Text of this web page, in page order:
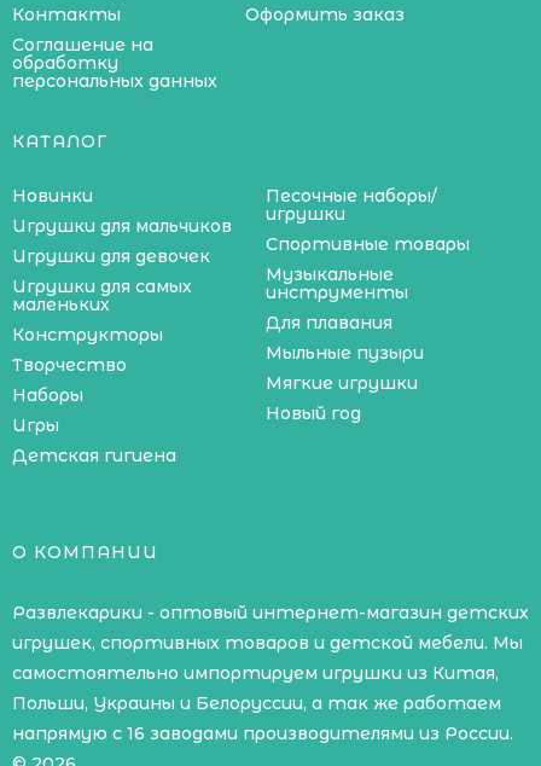
Контакты
Соглашение на
обработку
персональных данных
Оформить заказ
КАТАЛОГ
Новинки
Игрушки для мальчиков
Игрушки для девочек
Игрушки для самых
маленьких
Конструкторы
Творчество
Наборы
Игры
Детская гигиена
Песочные наборы/
игрушки
Спортивные товары
Музыкальные
инструменты
Для плавания
Мыльные пузыри
Мягкие игрушки
Новый год
О КОМПАНИИ
Развлекарики - оптовый интернет-магазин детских
игрушек, спортивных товаров и детской мебели. Мы
самостоятельно импортируем игрушки из Китая,
Польши, Украины и Белоруссии, а так же работаем
напрямую с 16 заводами производителями из России.